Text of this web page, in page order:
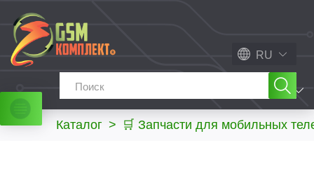
RU
МЕНЮ
Каталог > 🛒 Запчасти для мобильных